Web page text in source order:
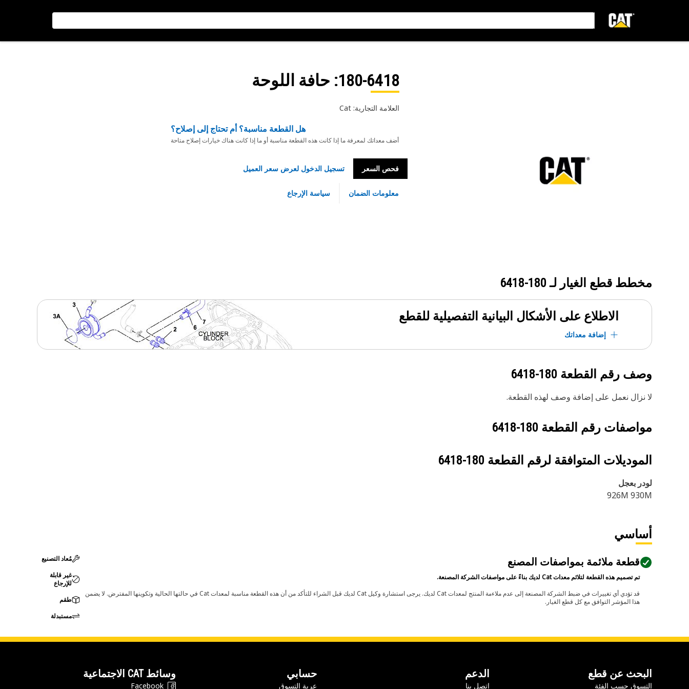
180-6418: حافة اللوحة
العلامة التجارية: Cat
هل القطعة مناسبة؟ أم تحتاج إلى إصلاح؟
أضف معداتك لمعرفة ما إذا كانت هذه القطعة مناسبة أو ما إذا كانت هناك خيارات إصلاح متاحة
فحص السعر تسجيل الدخول لعرض سعر العميل
معلومات الضمان سياسة الإرجاع
مخطط قطع الغيار لـ 180-6418
الاطلاع على الأشكال البيانية التفصيلية للقطع
إضافة معداتك
وصف رقم القطعة 180-6418
لا نزال نعمل على إضافة وصف لهذه القطعة.
مواصفات رقم القطعة 180-6418
الموديلات المتوافقة لرقم القطعة 180-6418
لودر بعجل
926M 930M
أساسي
قطعة ملائمة بمواصفات المصنع
تم تصميم هذه القطعة لتلائم معدات Cat لديك بناءً على مواصفات الشركة المصنعة.
قد تؤدي أي تغييرات في ضبط الشركة المصنعة إلى عدم ملاءمة المنتج لمعدات Cat لديك. يرجى استشارة وكيل Cat لديك قبل الشراء للتأكد من أن هذه القطعة مناسبة لمعدات Cat في حالتها الحالية وتكوينها المفترض. لا يضمن
هذا المؤشر التوافق مع كل قطع الغيار.
مُعاد التصنيع
غير قابلة
للإرجاع
طقم
مستبدلة
البحث عن قطع
التسوق حسب الفئة
الدعم
اتصل بنا
حسابي
عربة التسوق
وسائط CAT الاجتماعية
Facebook